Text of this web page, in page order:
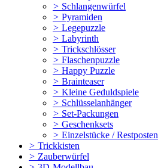
> Schlangenwürfel
> Pyramiden
> Legepuzzle
> Labyrinth
> Trickschlösser
> Flaschenpuzzle
> Happy Puzzle
> Brainteaser
> Kleine Geduldspiele
> Schlüsselanhänger
> Set-Packungen
> Geschenksets
> Einzelstücke / Restposten
> Trickkisten
> Zauberwürfel